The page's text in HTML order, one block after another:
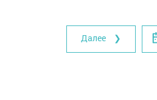
Далее ❯